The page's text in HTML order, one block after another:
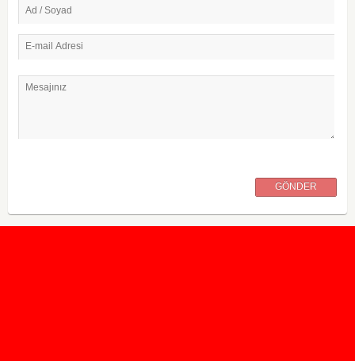
Ad / Soyad
E-mail Adresi
Mesajınız
GÖNDER